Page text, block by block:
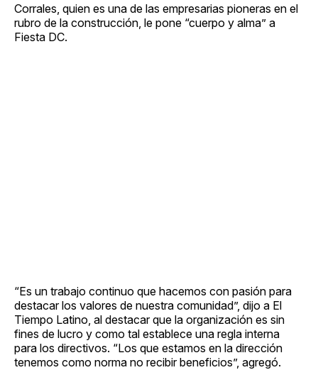
Corrales, quien es una de las empresarias pioneras en el
rubro de la construcción, le pone “cuerpo y alma” a
Fiesta DC.
“Es un trabajo continuo que hacemos con pasión para
destacar los valores de nuestra comunidad”, dijo a El
Tiempo Latino, al destacar que la organización es sin
fines de lucro y como tal establece una regla interna
para los directivos. “Los que estamos en la dirección
tenemos como norma no recibir beneficios”, agregó.